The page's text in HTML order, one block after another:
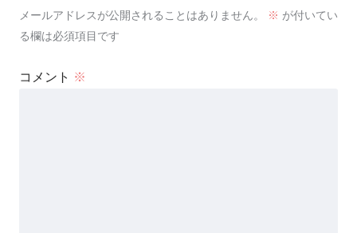
メールアドレスが公開されることはありません。 ※ が付いてい
る欄は必須項目です
コメント ※